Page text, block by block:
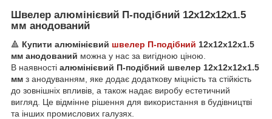
Швелер алюмінієвий П-подібний 12х12х12х1.5
мм анодований
🔺 Купити алюмінієвий швелер П-подібний 12х12х12х1.5
мм анодований можна у нас за вигідною ціною.
В наявності алюмінієвий П-подібний швелер 12х12х12х1.5
мм з анодуванням, яке додає додаткову міцність та стійкість
до зовнішніх впливів, а також надає виробу естетичний
вигляд. Це відмінне рішення для використання в будівництві
та інших промислових галузях.